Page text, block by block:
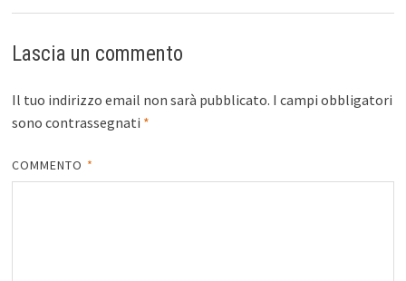
Lascia un commento
Il tuo indirizzo email non sarà pubblicato. I campi obbligatori
sono contrassegnati *
COMMENTO *